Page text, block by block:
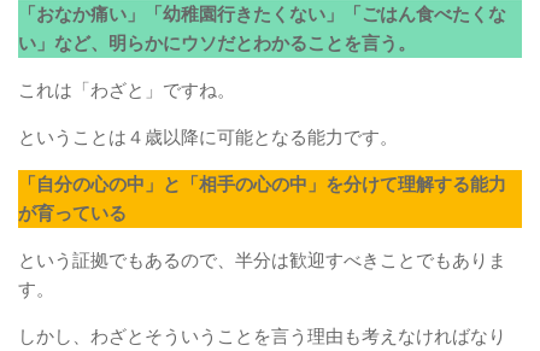
「おなか痛い」「幼稚園行きたくない」「ごはん食べたくな
い」など、明らかにウソだとわかることを言う。
これは「わざと」ですね。
ということは４歳以降に可能となる能力です。
「自分の心の中」と「相手の心の中」を分けて理解する能力
が育っている
という証拠でもあるので、半分は歓迎すべきことでもありま
す。
しかし、わざとそういうことを言う理由も考えなければなり